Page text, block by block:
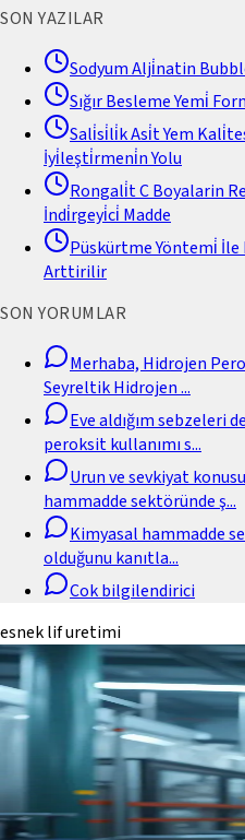
SON YAZILAR
Sodyum Alji̇natin
Sığır Besleme Yemi̇
Sali̇si̇li̇k Asi̇t Yem
İyi̇leşti̇rmeni̇n Yolu
Rongali̇t C Boyalarin
İndi̇rgeyi̇ci̇ Madde
Püskürtme Yöntemi̇ İle
Arttirilir
SON YORUMLAR
Merhaba, Hidrojen
Seyreltik Hidrojen...
Eve aldığım sebzeleri
peroksit kullanımı s...
Urun ve sevkiyat
hammadde sektöründe ş...
Kimyasal hammadde
olduğunu kanıtla...
Cok bilgilendirici
esnek lif uretimi